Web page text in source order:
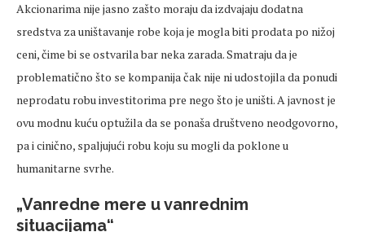
Akcionarima nije jasno zašto moraju da izdvajaju dodatna
sredstva za uništavanje robe koja je mogla biti prodata po nižoj
ceni, čime bi se ostvarila bar neka zarada. Smatraju da je
problematično što se kompanija čak nije ni udostojila da ponudi
neprodatu robu investitorima pre nego što je uništi. A javnost je
ovu modnu kuću optužila da se ponaša društveno neodgovorno,
pa i cinično, spaljujući robu koju su mogli da poklone u
humanitarne svrhe.
„Vanredne mere u vanrednim
situacijama“